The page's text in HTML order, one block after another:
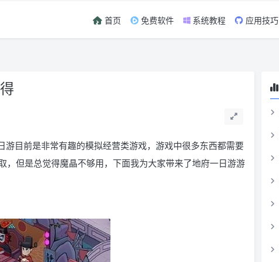
首页 免费软件 系统教程 应用技巧
游目前是非常有趣的模拟经营类游戏，游戏中很多东西都需要
，但是总觉得魔晶不够用，下面我为大家带来了地府一日游游